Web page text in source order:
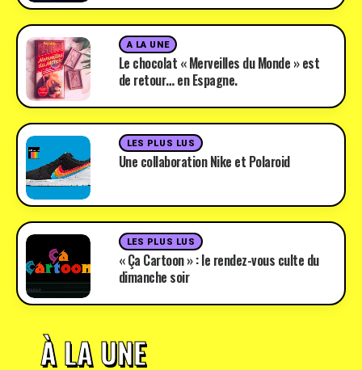
A LA UNE
Le chocolat « Merveilles du Monde » est
de retour… en Espagne.
LES PLUS LUS
Une collaboration Nike et Polaroid
LES PLUS LUS
« Ça Cartoon » : le rendez-vous culte du
dimanche soir
À LA UNE